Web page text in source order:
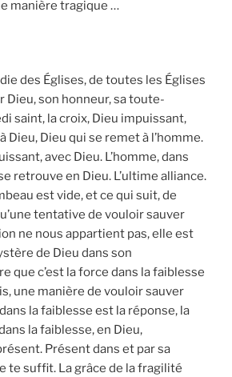
manière tragique …
des Églises, de toutes les Églises
Dieu, son honneur, sa toute-
saint, la croix, Dieu impuissant,
Dieu, Dieu qui se remet à l’homme.
avec Dieu. L’homme, dans
retrouve en Dieu. L’ultime alliance.
est vide, et ce qui suit, de
tentative de vouloir sauver
ne nous appartient pas, elle est
de Dieu dans son
que c’est la force dans la faiblesse
une manière de vouloir sauver
la faiblesse est la réponse, la
la faiblesse, en Dieu,
Présent dans et par sa
te suffit. La grâce de la fragilité